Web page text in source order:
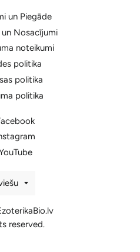
un Piegāde
Nosacījumi
noteikumi
politika
politika
politika
reserved.